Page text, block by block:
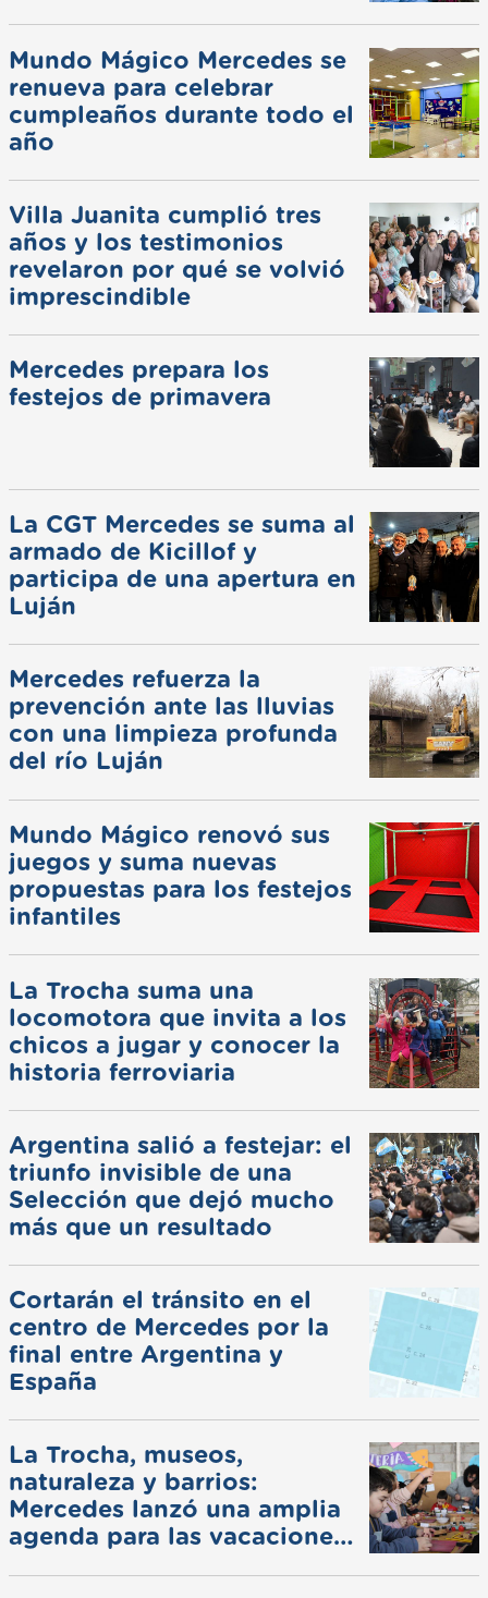
Mundo Mágico Mercedes se
renueva para celebrar
cumpleaños durante todo el
año
Villa Juanita cumplió tres
años y los testimonios
revelaron por qué se volvió
imprescindible
Mercedes prepara los
festejos de primavera
La CGT Mercedes se suma al
armado de Kicillof y
participa de una apertura en
Luján
Mercedes refuerza la
prevención ante las lluvias
con una limpieza profunda
del río Luján
Mundo Mágico renovó sus
juegos y suma nuevas
propuestas para los festejos
infantiles
La Trocha suma una
locomotora que invita a los
chicos a jugar y conocer la
historia ferroviaria
Argentina salió a festejar: el
triunfo invisible de una
Selección que dejó mucho
más que un resultado
Cortarán el tránsito en el
centro de Mercedes por la
final entre Argentina y
España
La Trocha, museos,
naturaleza y barrios:
Mercedes lanzó una amplia
agenda para las vacaciones